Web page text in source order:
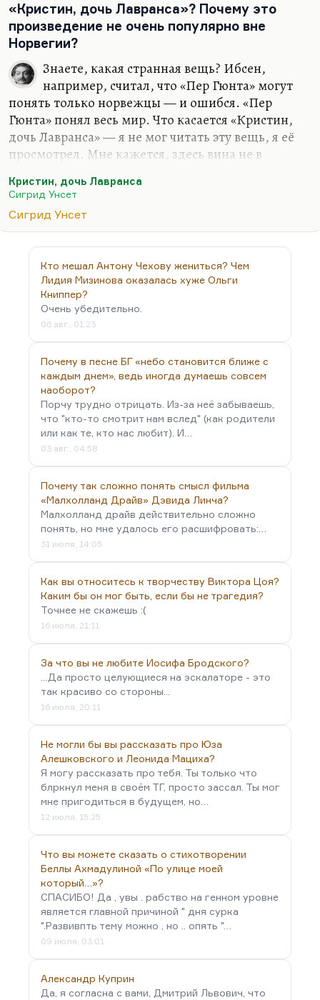
Можно, конечно, сказать, что такие рассказы
Андреева, например, как «Он», влияли на Грина.
Но,…
«Кристин, дочь Лавранса»? Почему это
произведение не очень популярно вне
Норвегии?
Знаете, какая странная вещь? Ибсен,
например, считал, что «Пер Гюнта» могут
понять только норвежцы — и ошибся. «Пер
Гюнта» понял весь мир. Что касается «Кристин,
дочь Лавранса» — я не мог читать эту вещь, я её
просмотрел. Мне кажется, здесь вина не в
вещь — как вам сказать?— просто недостаточно
хорошо написана, как мне кажется. Там есть
замечательные куски, но в целом она не
жанре фэнтези пишет большинство. Может быть,
там есть какие-то удивительные тайны, которые
мне следовало бы постичь и глубже вчитаться, но
почему-то не пошло.
Кристин, дочь Лавранса
Сигрид Унсет
Сигрид Унсет
Кто мешал Антону Чехову жениться? Чем
Лидия Мизинова оказалась хуже Ольги
Книппер?
Очень убедительно.
06 авг., 01:23
Почему в песне БГ «небо становится ближе с
каждым днем», ведь иногда думаешь совсем
наоборот?
Порчу трудно отрицать. Из-за неё забываешь,
что "кто-то смотрит нам вслед" (как родители
или как те, кто нас любит). И…
03 авг., 04:58
Почему так сложно понять смысл фильма
«Малхолланд Драйв» Дэвида Линча?
Малхолланд драйв действительно сложно
понять, но мне удалось его расшифровать:…
31 июля, 14:05
Как вы относитесь к творчеству Виктора Цоя?
Каким бы он мог быть, если бы не трагедия?
Точнее не скажешь :(
16 июля, 21:11
За что вы не любите Иосифа Бродского?
...Да просто целующиеся на эскалаторе - это
так красиво со стороны...
16 июля, 20:11
Не могли бы вы рассказать про Юза
Алешковского и Леонида Мациха?
Я могу рассказать про тебя. Ты только что
блркнул меня в своём ТГ, просто зассал. Ты мог
мне пригодиться в будущем, но…
12 июля, 15:25
Что вы можете сказать о стихотворении
Беллы Ахмадулиной «По улице моей
который…»?
СПАСИБО! Да , увы . рабство на генном уровне
является главной причиной " дня сурка
".Развивпть тему можно , но .. опять "…
09 июля, 03:01
Александр Куприн
Да, я согласна с вами, Дмитрий Львович, что